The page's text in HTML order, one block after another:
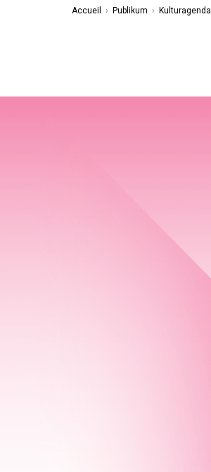
Accueil › Publikum › Kulturagenda